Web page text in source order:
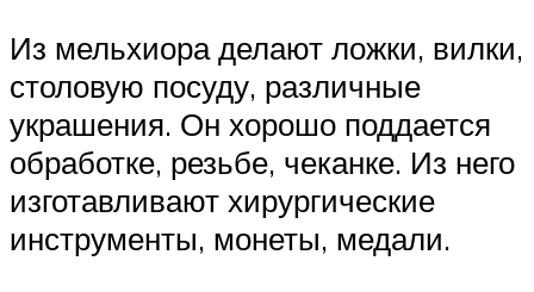
Из мельхиора делают ложки, вилки,
столовую посуду, различные
украшения. Он хорошо поддается
обработке, резьбе, чеканке. Из него
изготавливают хирургические
инструменты, монеты, медали.